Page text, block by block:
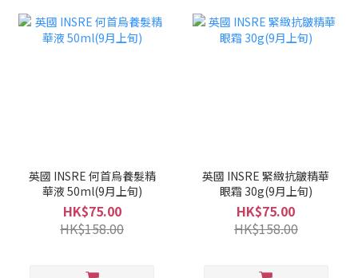
英國 INSRE 何首烏養髮精
華液 50ml(9月上旬)
HK$75.00
HK$158.00
英國 INSRE 緊緻抗皺精華
眼霜 30g(9月上旬)
HK$75.00
HK$158.00